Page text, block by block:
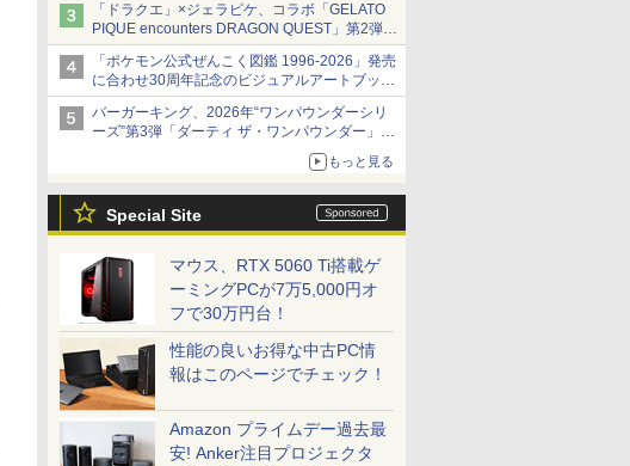
「ドラクエ」×ジェラピケ、コラボ「GELATO
PIQUE encounters DRAGON QUEST」第2弾が
本日発売
アイスカップに入ったスライムやわたぼう、ベ
ビーサタンなどがオリジナルアートで登場
「ポケモン公式ぜんこく図鑑 1996-2026」発売
に合わせ30周年記念のビジュアルアートブック
3冊同時発売が決定
バーガーキング、2026年“ワンパウンダーシリ
ーズ”第3弾「ダーティ ザ・ワンパウンダー」を
「特製ガーリックマヨソース」を使用した超大
もっと見る
Special Site
マウス、RTX 5060 Ti搭載ゲ
ーミングPCが7万5,000円オ
フで30万円台！
性能の良いお得な中古PC情
報はこのページでチェック！
Amazon プライムデー過去最
安! Anker注目プロジェクタ